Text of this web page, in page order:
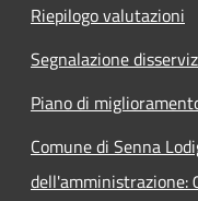
Riepilogo valutazioni
Segnalazione
Piano di
Comune di Senna
dell'amministrazione: